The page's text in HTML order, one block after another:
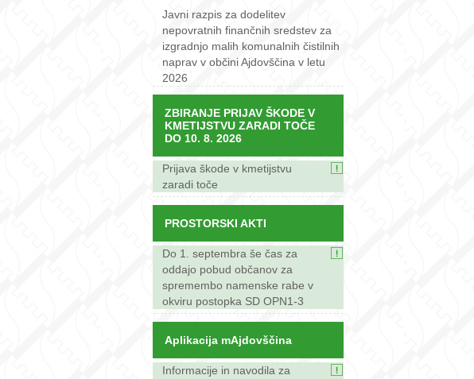
Javni razpis za dodelitev
nepovratnih finančnih sredstev za
izgradnjo malih komunalnih čistilnih
naprav v občini Ajdovščina v letu
2026
ZBIRANJE PRIJAV ŠKODE V
KMETIJSTVU ZARADI TOČE
DO 10. 8. 2026
Prijava škode v kmetijstvu
zaradi toče
PROSTORSKI AKTI
Do 1. septembra še čas za
oddajo pobud občanov za
spremembo namenske rabe v
okviru postopka SD OPN1-3
Aplikacija mAjdovščina
Informacije in navodila za